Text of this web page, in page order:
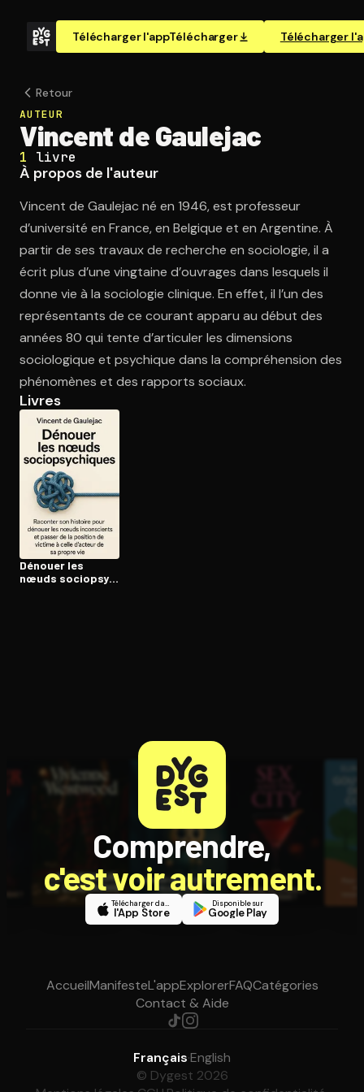
Télécharger l'appTélécharger Télécharger
Ouvre l'app Appareil photo, pointe sur le code. C'est gratuit à
Retour
AUTEUR
Vincent de Gaulejac
1 livre
À propos de l'auteur
Vincent de Gaulejac né en 1946, est professeur
d’université en France, en Belgique et en Argentine. À
partir de ses travaux de recherche en sociologie, il a
écrit plus d’une vingtaine d’ouvrages dans lesquels il
donne vie à la sociologie clinique. En effet, il l’un des
représentants de ce courant apparu au début des
années 80 qui tente d’articuler les dimensions
sociologique et psychique dans la compréhension des
phénomènes et des rapports sociaux.
Livres
Dénouer les
nœuds so­cio­psy­
Comprendre,
c'est voir autrement.
Télécharger dans
l'App Store
Disponible sur
Google Play
AccueilManifesteL'appExplorerFAQCatégories
Contact & Aide
Français·English
© Dygest 2026